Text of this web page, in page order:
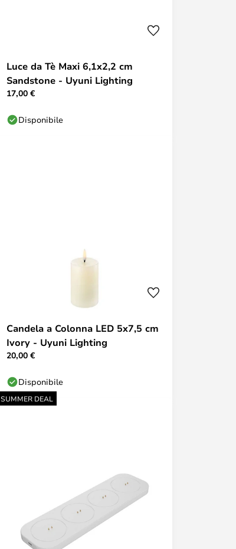
Luce da Tè Maxi 6,1x2,2 cm
Sandstone - Uyuni Lighting
17,00 €
Disponibile
Candela a Colonna LED 5x7,5 cm
Ivory - Uyuni Lighting
20,00 €
Disponibile
SUMMER DEAL